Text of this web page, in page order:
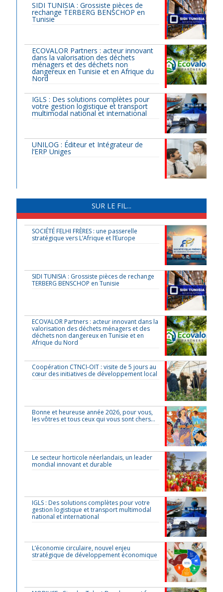
SIDI TUNISIA : Grossiste pièces de
rechange TERBERG BENSCHOP en
Tunisie
ECOVALOR Partners : acteur innovant
dans la valorisation des déchets
ménagers et des déchets non
dangereux en Tunisie et en Afrique du
Nord
IGLS : Des solutions complètes pour
votre gestion logistique et transport
multimodal national et international
UNILOG : Éditeur et Intégrateur de
l’ERP Uniges
SUR LE FIL...
SOCIÉTÉ FELHI FRÈRES : une passerelle
stratégique vers L’Afrique et l’Europe
SIDI TUNISIA : Grossiste pièces de rechange
TERBERG BENSCHOP en Tunisie
ECOVALOR Partners : acteur innovant dans la
valorisation des déchets ménagers et des
déchets non dangereux en Tunisie et en
Afrique du Nord
Coopération CTNCI-OIT : visite de 5 jours au
cœur des initiatives de développement local
Bonne et heureuse année 2026, pour vous,
les vôtres et tous ceux qui vous sont chers…
Le secteur horticole néerlandais, un leader
mondial innovant et durable
IGLS : Des solutions complètes pour votre
gestion logistique et transport multimodal
national et international
L’économie circulaire, nouvel enjeu
stratégique de développement économique